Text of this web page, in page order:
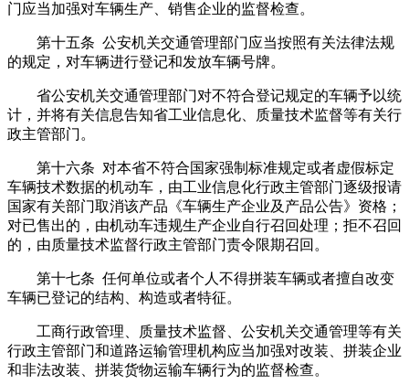
门应当加强对车辆生产、销售企业的监督检查。
第十五条 公安机关交通管理部门应当按照有关法律法规
的规定，对车辆进行登记和发放车辆号牌。
省公安机关交通管理部门对不符合登记规定的车辆予以统
计，并将有关信息告知省工业信息化、质量技术监督等有关行
政主管部门。
第十六条 对本省不符合国家强制标准规定或者虚假标定
车辆技术数据的机动车，由工业信息化行政主管部门逐级报请
国家有关部门取消该产品《车辆生产企业及产品公告》资格；
对已售出的，由机动车违规生产企业自行召回处理；拒不召回
的，由质量技术监督行政主管部门责令限期召回。
第十七条 任何单位或者个人不得拼装车辆或者擅自改变
车辆已登记的结构、构造或者特征。
工商行政管理、质量技术监督、公安机关交通管理等有关
行政主管部门和道路运输管理机构应当加强对改装、拼装企业
和非法改装、拼装货物运输车辆行为的监督检查。